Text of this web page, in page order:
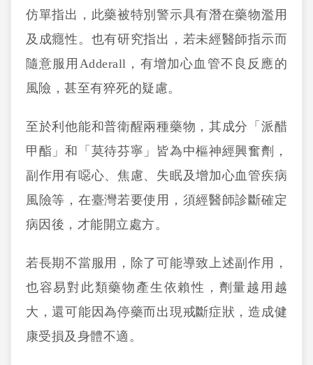
仿單指出，此藥被特別警示具有潛在藥物濫用
及成癮性。也有研究指出，若未經醫師指示而
隨意服用Adderall，有增加心血管不良反應的
風險，甚至有猝死的疑慮。
至於利他能和普衛醒兩種藥物，其成分「派醋
甲酯」和「莫待芬寧」皆為中樞神經興奮劑，
副作用有噁心、焦慮、失眠及增加心血管疾病
風險等，在臺灣若要使用，須經醫師診斷確定
病因後，才能開立處方。
若長期不當服用，除了可能導致上述副作用，
也容易對此類藥物產生依賴性，劑量越用越
大，還可能因為停藥而出現戒斷症狀，造成健
康受損及身體不適。